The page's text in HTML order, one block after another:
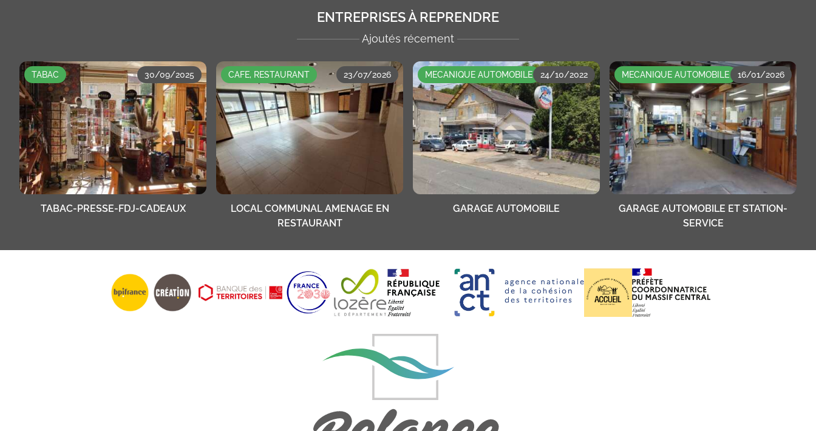
ENTREPRISES À REPRENDRE
Ajoutés récement
TABAC 30/09/2025
TABAC-PRESSE-FDJ-CADEAUX
CAFE, RESTAURANT 23/07/2026
LOCAL COMMUNAL AMENAGE EN
RESTAURANT
MECANIQUE AUTOMOBILE 24/10/2022
GARAGE AUTOMOBILE
MECANIQUE AUTOMOBILE 16/01/2026
GARAGE AUTOMOBILE ET STATION-
SERVICE